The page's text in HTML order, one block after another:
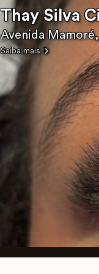
Thay Silva
Avenida
Saiba mais